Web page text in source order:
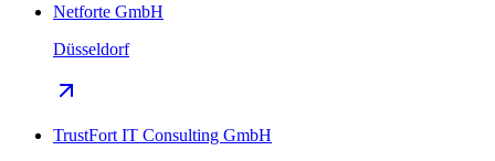
Netforte GmbH
Düsseldorf
TrustFort IT Consulting GmbH